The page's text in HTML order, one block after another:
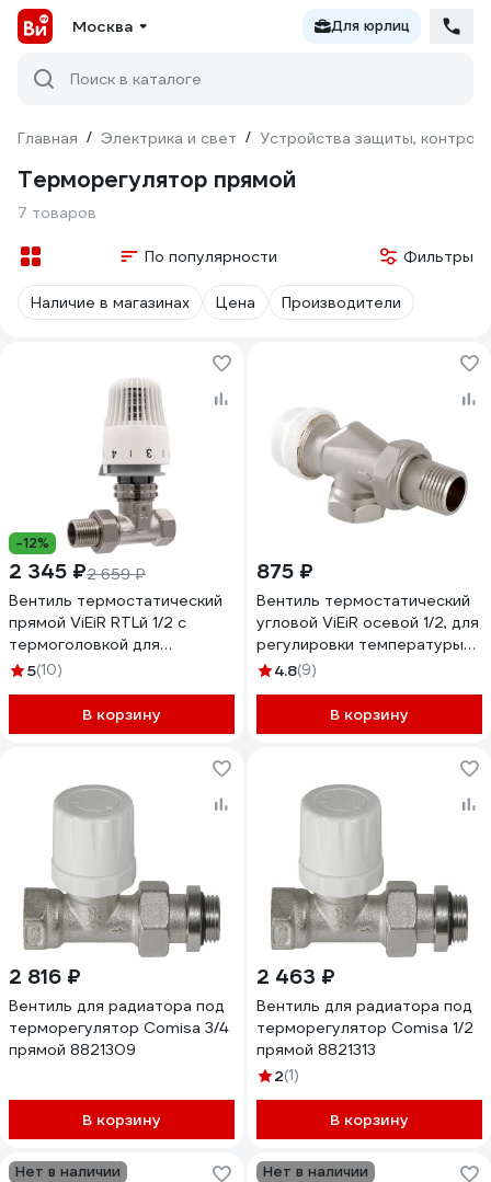
Москва Для юрлиц
Поиск в каталоге
Главная / Электрика и свет / Устройства защиты,
Терморегулятор прямой
7 товаров
По популярности Фильтры
Наличие в магазинах Цена Производители
-12%
2 345 ₽2 659 ₽
Вентиль термостатический
прямой ViEiR RTLй 1/2 с
термоголовкой для
регулировки температуры
5(10)
В корзину
875 ₽
Вентиль термостатический
угловой ViEiR осевой 1/2, для
регулировки температуры
радиатора VR348
4.8(9)
В корзину
2 816 ₽
Вентиль для радиатора под
терморегулятор Comisa 3/4
прямой 8821309
В корзину
2 463 ₽
Вентиль для радиатора под
терморегулятор Comisa 1/2
прямой 8821313
2(1)
В корзину
Нет в наличии Нет в наличии